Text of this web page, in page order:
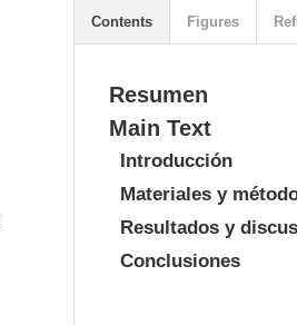
Resumen
Main Text
Introducción
Materiales y
Resultados y
Conclusiones
Contents Figures